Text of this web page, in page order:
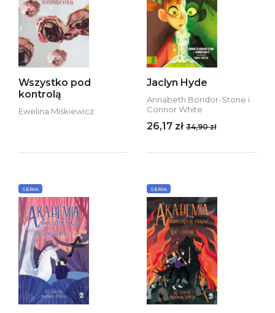
Wszystko pod
kontrolą
Ewelina Miśkiewicz
Jaclyn Hyde
Annabeth Bondor-Stone i
Connor White
26,17 zł 34,90 zł
SERIA SERIA